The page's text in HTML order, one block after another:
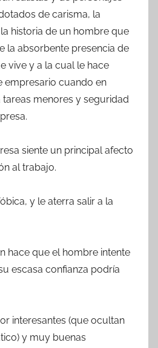
de carisma, la
historia de un hombre que
la absorbente presencia de
vive y a la cual le hace
empresario cuando en
tareas menores y seguridad
siente un principal afecto
al trabajo.
y le aterra salir a la
hace que el hombre intente
escasa confianza podría
interesantes (que ocultan
y muy buenas